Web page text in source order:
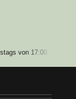
von 17:00 bis